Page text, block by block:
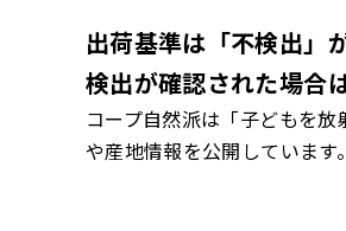
出荷基準は「不検出」
検出が確認された場合
コープ自然派は「子どもを
や産地情報を公開しています。